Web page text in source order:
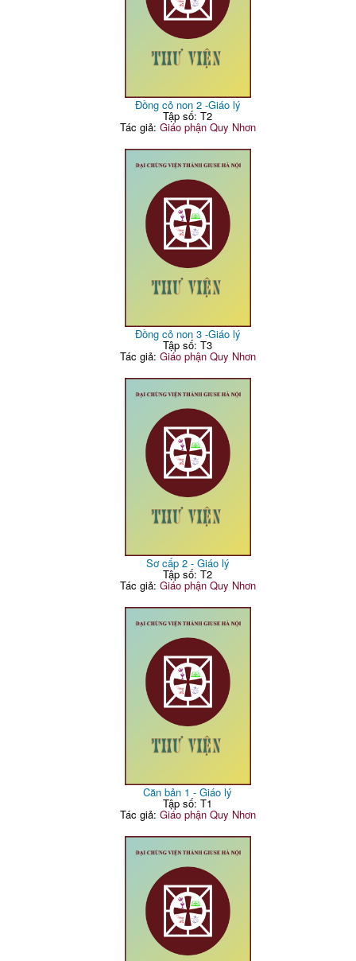
Đồng cỏ non 2 -Giáo lý
Tập số: T2
Tác giả: Giáo phận Quy Nhơn
Đồng cỏ non 3 -Giáo lý
Tập số: T3
Tác giả: Giáo phận Quy Nhơn
Sơ cấp 2 - Giáo lý
Tập số: T2
Tác giả: Giáo phận Quy Nhơn
Căn bản 1 - Giáo lý
Tập số: T1
Tác giả: Giáo phận Quy Nhơn